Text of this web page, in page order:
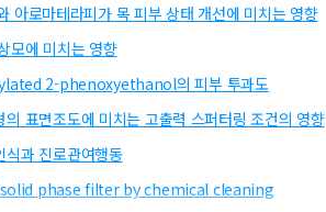
아로마테라피가 목 피부 상태 개선에 미치는 영향
모에 미치는 영향
2-phenoxyethanol의 피부 투과도
의 표면조도에 미치는 고출력 스퍼터링 조건의 영향
식과 진로관여행동
phase filter by chemical cleaning